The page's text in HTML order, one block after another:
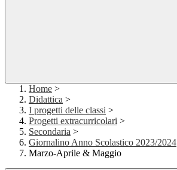
Home >
Didattica >
I progetti delle classi >
Progetti extracurricolari >
Secondaria >
Giornalino Anno Scolastico 2023/2024
Marzo-Aprile & Maggio